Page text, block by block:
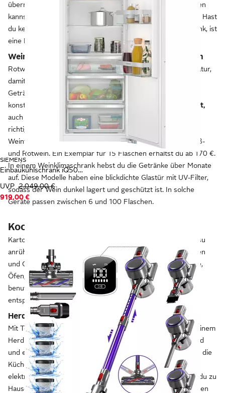
SIEMENS
Einbaukühlschrank iQ500 KI81RADD0
UVP 2.049,00 €
919,00 €
übernehmen das Abtauen selbstständig. Bei anderen Geräten
kannst du Schubladen und Einlegeböden variabel versetzen. Hast
du keinen Platz für ein zweites Gerät neben dem Kühlschrank, ist
eine Kühl-Gefrier-Kombination eine Alternative.
Weinkühlschränke: für die richtigen Temperaturen
Rotwein, Weißwein und Sekt brauchen die richtige Temperatur,
damit sie gut schmecken. Weinkühlschränke bieten den
Getränken die geeigneten Bedingungen: Sie sorgen für
konstante
Temperaturen und die passende Luftfeuchtigkeit,
auch über längere Zeiträume. Willst du die Flaschen mit der
richtigen Temperatur servieren, holst du dir einen
Weintemperierschrank. Er hat verschiedene Zonen für Weiß-
und Rotwein. Ein Exemplar für 15 Flaschen erhältst du ab 170 €.
In einem Weinklimaschrank hebst du die Getränke über Monate
auf. Diese Modelle haben eine blickdichte Glastür mit UV-Filter,
sodass der Wein dunkel lagert und geschützt ist. In solche
Geräte passen zwischen 6 und 100 Flaschen.
Kochen, backen und servieren
Kartoffeln oder Nudeln kochen, ein Schnitzel braten, Tiramisu
anrühren, Kaffee kochen: Bei der Zubereitung dieser Speisen
und Getränke helfen Küchengeräte und -zubehör wie Herde,
Öfen, Mixer, Töpfe oder Pfannen. Zum Essen und Servieren
benutzt du die passenden Teller und Tassen und das
entsprechende Besteck.
Herde zum Erwärmen und Kochen von Speisen
Mit Töpfen und Pfannen erhitzt, kochst und brätst duauf einem
Herd Nahrungsmittel. Meist vereinen die Geräte ein Kochfeld
und einen Backofen. Du kannst sie einzeln aufstellen oder in die
Küchenzeile einbauen. Es gibt verschiedene Varianten:
elektrische Herde, Gasherde oder Induktionsherde. Kochst du zu
Hause selten oder nur für wenige Personen, holst du dir einen